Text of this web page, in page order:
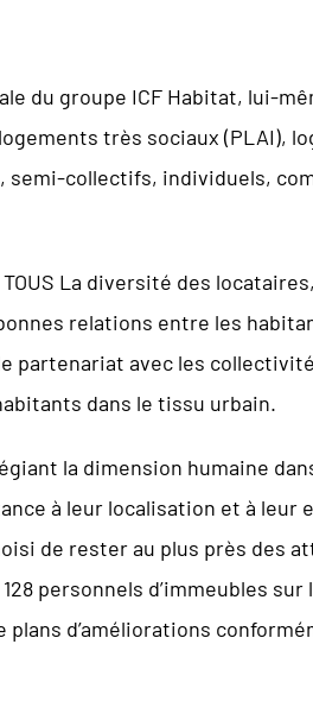
du groupe ICF Habitat, lui-
très sociaux (PLAI),
collectifs, individuels,
À TOUS La diversité des
relations entre les
avec les collectivités
dans le tissu urbain.
la dimension humaine
à leur localisation et à leur
de rester au plus près des
personnels d’immeubles
d’améliorations